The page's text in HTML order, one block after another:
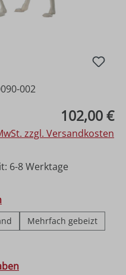
002
102,00 €
zzgl. Versandkosten
6-8 Werktage
Mehrfach gebeizt